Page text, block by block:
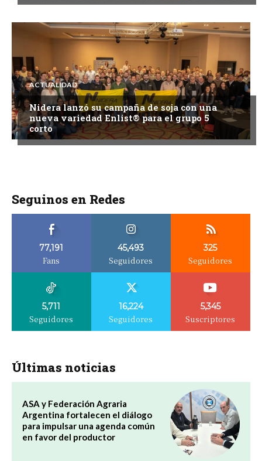
ACTUALIDAD
Nidera lanzó su campaña de soja con una
nueva variedad Enlist® para el grupo 5
corto
Seguinos en Redes
77,191
Fans
45,493
Seguidores
325
Seguidores
5,711
Seguidores
16,224
Seguidores
5,345
Suscriptores
Últimas noticias
ASA y Federación Agraria
Argentina fortalecen el diálogo
para impulsar una agenda común
en favor del productor